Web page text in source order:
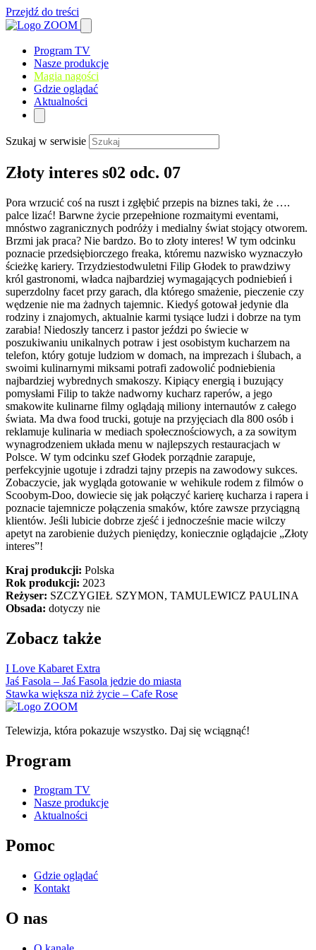
Przejdź do treści
Program TV
Nasze produkcje
Magia nagości
Gdzie oglądać
Aktualności
Szukaj w serwisie
Złoty interes s02 odc. 07
Pora wrzucić coś na ruszt i zgłębić przepis na biznes taki, że ….
palce lizać! Barwne życie przepełnione rozmaitymi eventami,
mnóstwo zagranicznych podróży i medialny świat stojący otworem.
Brzmi jak praca? Nie bardzo. Bo to złoty interes! W tym odcinku
poznacie przedsiębiorczego freaka, któremu nazwisko wyznaczyło
ścieżkę kariery. Trzydziestodwuletni Filip Głodek to prawdziwy
król gastronomi, władca najbardziej wymagających podniebień i
superzdolny facet przy garach, dla którego smażenie, pieczenie czy
wędzenie nie ma żadnych tajemnic. Kiedyś gotował jedynie dla
rodziny i znajomych, aktualnie karmi tysiące ludzi i dobrze na tym
zarabia! Niedoszły tancerz i pastor jeździ po świecie w
poszukiwaniu unikalnych potraw i jest osobistym kucharzem na
telefon, który gotuje ludziom w domach, na imprezach i ślubach, a
swoimi kulinarnymi miksami potrafi zadowolić podniebienia
najbardziej wybrednych smakoszy. Kipiący energią i buzujący
pomysłami Filip to także nadworny kucharz raperów, a jego
smakowite kulinarne filmy oglądają miliony internautów z całego
świata. Ma dwa food trucki, gotuje na przyjęciach dla 800 osób i
reklamuje kulinaria w mediach społecznościowych, a za sowitym
wynagrodzeniem układa menu w najlepszych restauracjach w
Polsce. W tym odcinku szef Głodek porządnie zarapuje,
perfekcyjnie ugotuje i zdradzi tajny przepis na zawodowy sukces.
Zobaczycie, jak wygląda gotowanie w wehikule rodem z filmów o
Scoobym-Doo, dowiecie się jak połączyć karierę kucharza i rapera i
poznacie tajemnicze połączenia smaków, które zawsze przyciągną
klientów. Jeśli lubicie dobrze zjeść i jednocześnie macie wilczy
apetyt na zarobienie dużych pieniędzy, koniecznie oglądajcie „Złoty
interes”!
Kraj produkcji: Polska
Rok produkcji: 2023
Reżyser: SZCZYGIEŁ SZYMON, TAMULEWICZ PAULINA
Obsada: dotyczy nie
Zobacz także
I Love Kabaret Extra
Jaś Fasola – Jaś Fasola jedzie do miasta
Stawka większa niż życie – Cafe Rose
Telewizja, która pokazuje wszystko. Daj się wciągnąć!
Program
Program TV
Nasze produkcje
Aktualności
Pomoc
Gdzie oglądać
Kontakt
O nas